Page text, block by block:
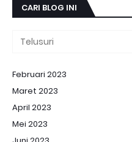
CARI BLOG INI
Februari 2023
Maret 2023
April 2023
Mei 2023